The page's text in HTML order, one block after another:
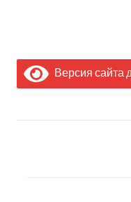
Версия сайта